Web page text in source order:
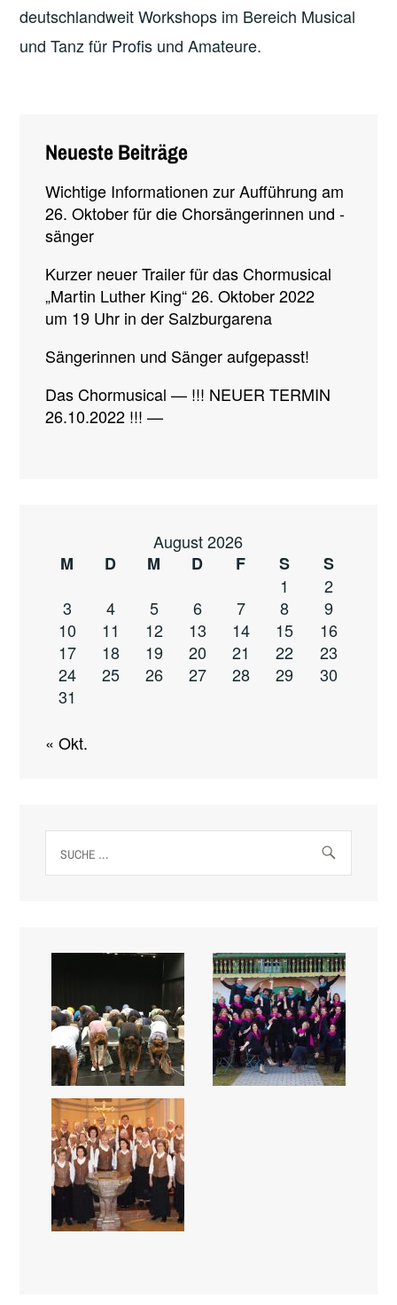
deutschlandweit Workshops im Bereich Musical
und Tanz für Profis und Amateure.
Neueste Beiträge
Wichtige Informationen zur Aufführung am
26. Oktober für die Chorsängerinnen und -
sänger
Kurzer neuer Trailer für das Chormusical
„Martin Luther King“ 26. Oktober 2022
um 19 Uhr in der Salzburgarena
Sängerinnen und Sänger aufgepasst!
Das Chormusical — !!! NEUER TERMIN
26.10.2022 !!! —
August 2026
M
D M D F S
S
1
2
3
4 5 6 7 8
9
10
11 12 13 14 15
16
17
18 19 20 21 22
23
24
25 26 27 28 29
30
31
« Okt.
nach: